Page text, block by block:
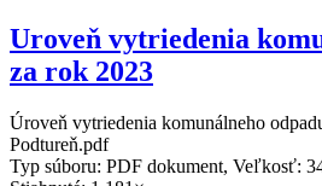
Uroveň vytriedenia
za rok 2023
Úroveň vytriedenia komunálneho
Podtureň.pdf
Typ súboru: PDF dokument, Veľkosť: